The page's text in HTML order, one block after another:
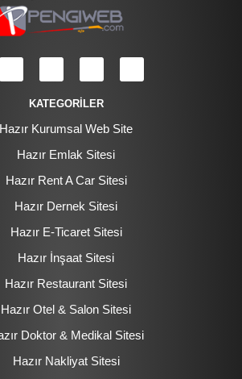
KATEGORİLER
Hazır Kurumsal Web Site
Hazır Emlak Sitesi
Hazır Rent A Car Sitesi
Hazır Dernek Sitesi
Hazır E-Ticaret Sitesi
Hazır İnşaat Sitesi
Hazır Restaurant Sitesi
Hazır Otel & Salon Sitesi
Doktor & Medikal Sitesi
Hazır Nakliyat Sitesi